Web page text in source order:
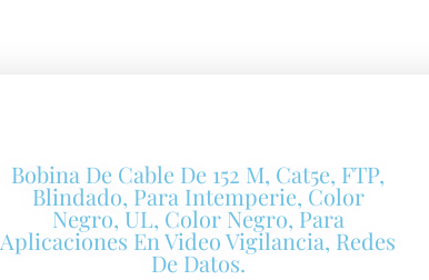
Bobina De Cable De 152 M, Cat5e, FTP,
Blindado, Para Intemperie, Color
Negro, UL, Color Negro, Para
Aplicaciones En Video Vigilancia, Redes
De Datos.